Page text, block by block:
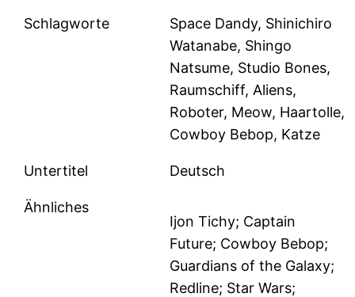
Schlagworte
Space Dandy, Shinichiro
Watanabe, Shingo
Natsume, Studio Bones,
Raumschiff, Aliens,
Roboter, Meow, Haartolle,
Cowboy Bebop, Katze
Untertitel Deutsch
Ähnliches
Ijon Tichy; Captain
Future; Cowboy Bebop;
Guardians of the Galaxy;
Redline; Star Wars;